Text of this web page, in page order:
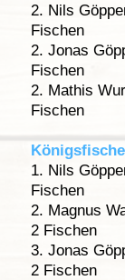
2. Nils
Fischen
2. Jonas
Fischen
2. Mathis
Fischen
1. Nils
Fischen
2. Magnus
2 Fischen
3. Jonas
2 Fischen